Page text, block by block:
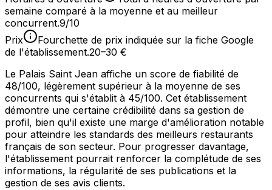
semaine comparé à la moyenne et au meilleur
concurrent.9/10
Prix
Fourchette de prix indiquée sur la fiche Google
de l'établissement.20–30 €
Le Palais Saint Jean affiche un score de fiabilité de
48/100, légèrement supérieur à la moyenne de ses
concurrents qui s'établit à 45/100. Cet établissement
démontre une certaine crédibilité dans sa gestion de
profil, bien qu'il existe une marge d'amélioration notable
pour atteindre les standards des meilleurs restaurants
français de son secteur. Pour progresser davantage,
l'établissement pourrait renforcer la complétude de ses
informations, la régularité de ses publications et la
gestion de ses avis clients.